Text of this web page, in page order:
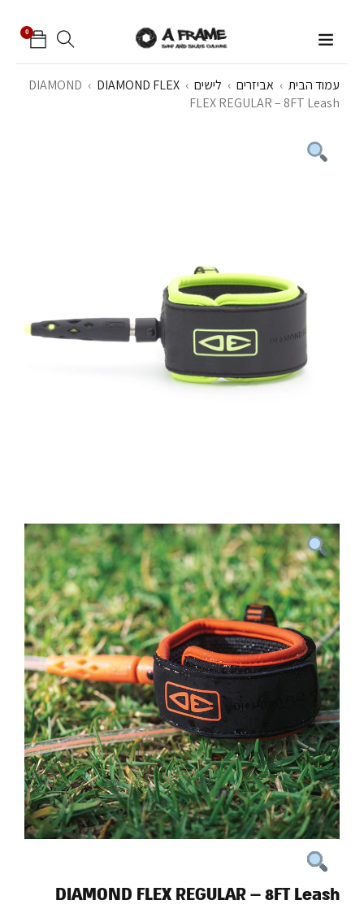
0
עמוד הבית › אביזרים › לישים ›
DIAMOND FLEX
›
DIAMOND
FLEX REGULAR – 8FT Leash
DIAMOND FLEX REGULAR – 8FT Leash